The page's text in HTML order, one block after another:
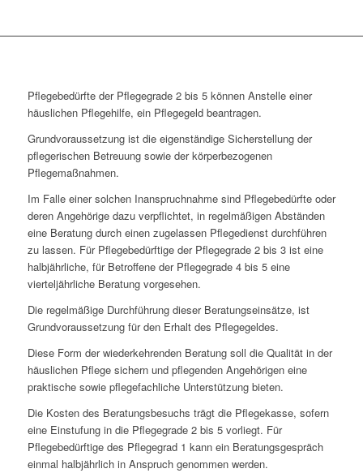
Pflegebedürfte der Pflegegrade 2 bis 5 können Anstelle einer
häuslichen Pflegehilfe, ein Pflegegeld beantragen.
Grundvoraussetzung ist die eigenständige Sicherstellung der
pflegerischen Betreuung sowie der körperbezogenen
Pflegemaßnahmen.
Im Falle einer solchen Inanspruchnahme sind Pflegebedürfte oder
deren Angehörige dazu verpflichtet, in regelmäßigen Abständen
eine Beratung durch einen zugelassen Pflegedienst durchführen
zu lassen. Für Pflegebedürftige der Pflegegrade 2 bis 3 ist eine
halbjährliche, für Betroffene der Pflegegrade 4 bis 5 eine
vierteljährliche Beratung vorgesehen.
Die regelmäßige Durchführung dieser Beratungseinsätze, ist
Grundvoraussetzung für den Erhalt des Pflegegeldes.
Diese Form der wiederkehrenden Beratung soll die Qualität in der
häuslichen Pflege sichern und pflegenden Angehörigen eine
praktische sowie pflegefachliche Unterstützung bieten.
Die Kosten des Beratungsbesuchs trägt die Pflegekasse, sofern
eine Einstufung in die Pflegegrade 2 bis 5 vorliegt. Für
Pflegebedürftige des Pflegegrad 1 kann ein Beratungsgespräch
einmal halbjährlich in Anspruch genommen werden.